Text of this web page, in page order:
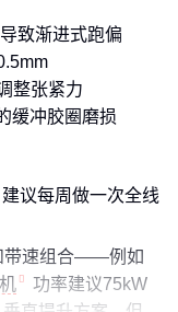
致渐进式跑偏
整张紧力
缓冲胶圈磨损
议每周做一次全线
带速组合——例如
功率建议75kW